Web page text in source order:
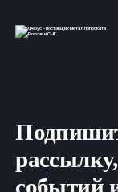
событий